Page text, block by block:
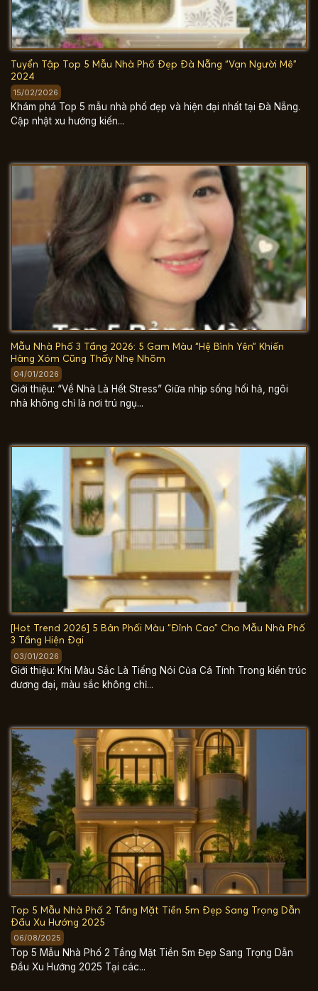
Tuyển Tập Top 5 Mẫu Nhà Phố Đẹp Đà Nẵng “Vạn Người Mê”
2024
15/02/2026
Khám phá Top 5 mẫu nhà phố đẹp và hiện đại nhất tại Đà Nẵng.
Cập nhật xu hướng kiến...
Mẫu Nhà Phố 3 Tầng 2026: 5 Gam Màu “Hệ Bình Yên” Khiến
Hàng Xóm Cũng Thấy Nhẹ Nhõm
04/01/2026
Giới thiệu: “Về Nhà Là Hết Stress” Giữa nhịp sống hối hả, ngôi
nhà không chỉ là nơi trú ngụ...
[Hot Trend 2026] 5 Bản Phối Màu “Đỉnh Cao” Cho Mẫu Nhà Phố
3 Tầng Hiện Đại
03/01/2026
Giới thiệu: Khi Màu Sắc Là Tiếng Nói Của Cá Tính Trong kiến trúc
đương đại, màu sắc không chỉ...
Top 5 Mẫu Nhà Phố 2 Tầng Mặt Tiền 5m Đẹp Sang Trọng Dẫn
Đầu Xu Hướng 2025
06/08/2025
Top 5 Mẫu Nhà Phố 2 Tầng Mặt Tiền 5m Đẹp Sang Trọng Dẫn
Đầu Xu Hướng 2025 Tại các...